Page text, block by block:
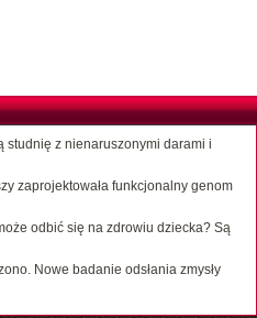
studnię z nienaruszonymi darami i
zaprojektowała funkcjonalny genom
odbić się na zdrowiu dziecka? Są
Nowe badanie odsłania zmysły